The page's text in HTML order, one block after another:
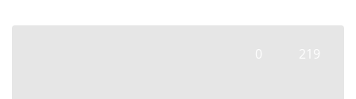
0 219